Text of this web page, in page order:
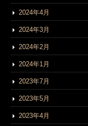
2024年4月
2024年3月
2024年2月
2024年1月
2023年7月
2023年5月
2023年4月